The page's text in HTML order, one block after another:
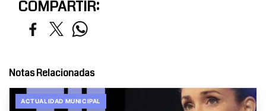
COMPARTIR:
Notas Relacionadas
ACTUALIDAD MUNICIPAL